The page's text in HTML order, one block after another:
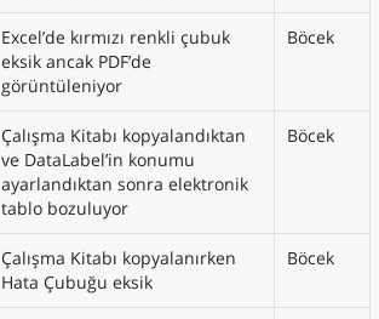
Excel’de kırmızı renkli çubuk
eksik ancak PDF’de
görüntüleniyor
Böcek
Çalışma Kitabı kopyalandıktan
ve DataLabel’in konumu
ayarlandıktan sonra elektronik
tablo bozuluyor
Böcek
Çalışma Kitabı kopyalanırken
Hata Çubuğu eksik
Böcek